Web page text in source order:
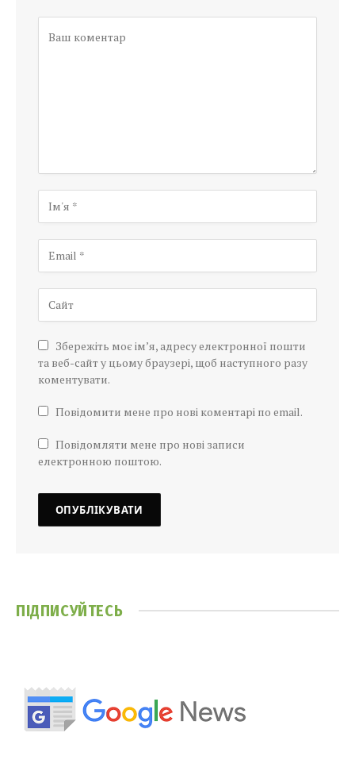
Збережіть моє ім’я, адресу електронної пошти
та веб-сайт у цьому браузері, щоб наступного разу
коментувати.
Повідомити мене про нові коментарі по email.
Повідомляти мене про нові записи
електронною поштою.
ПІДПИСУЙТЕСЬ